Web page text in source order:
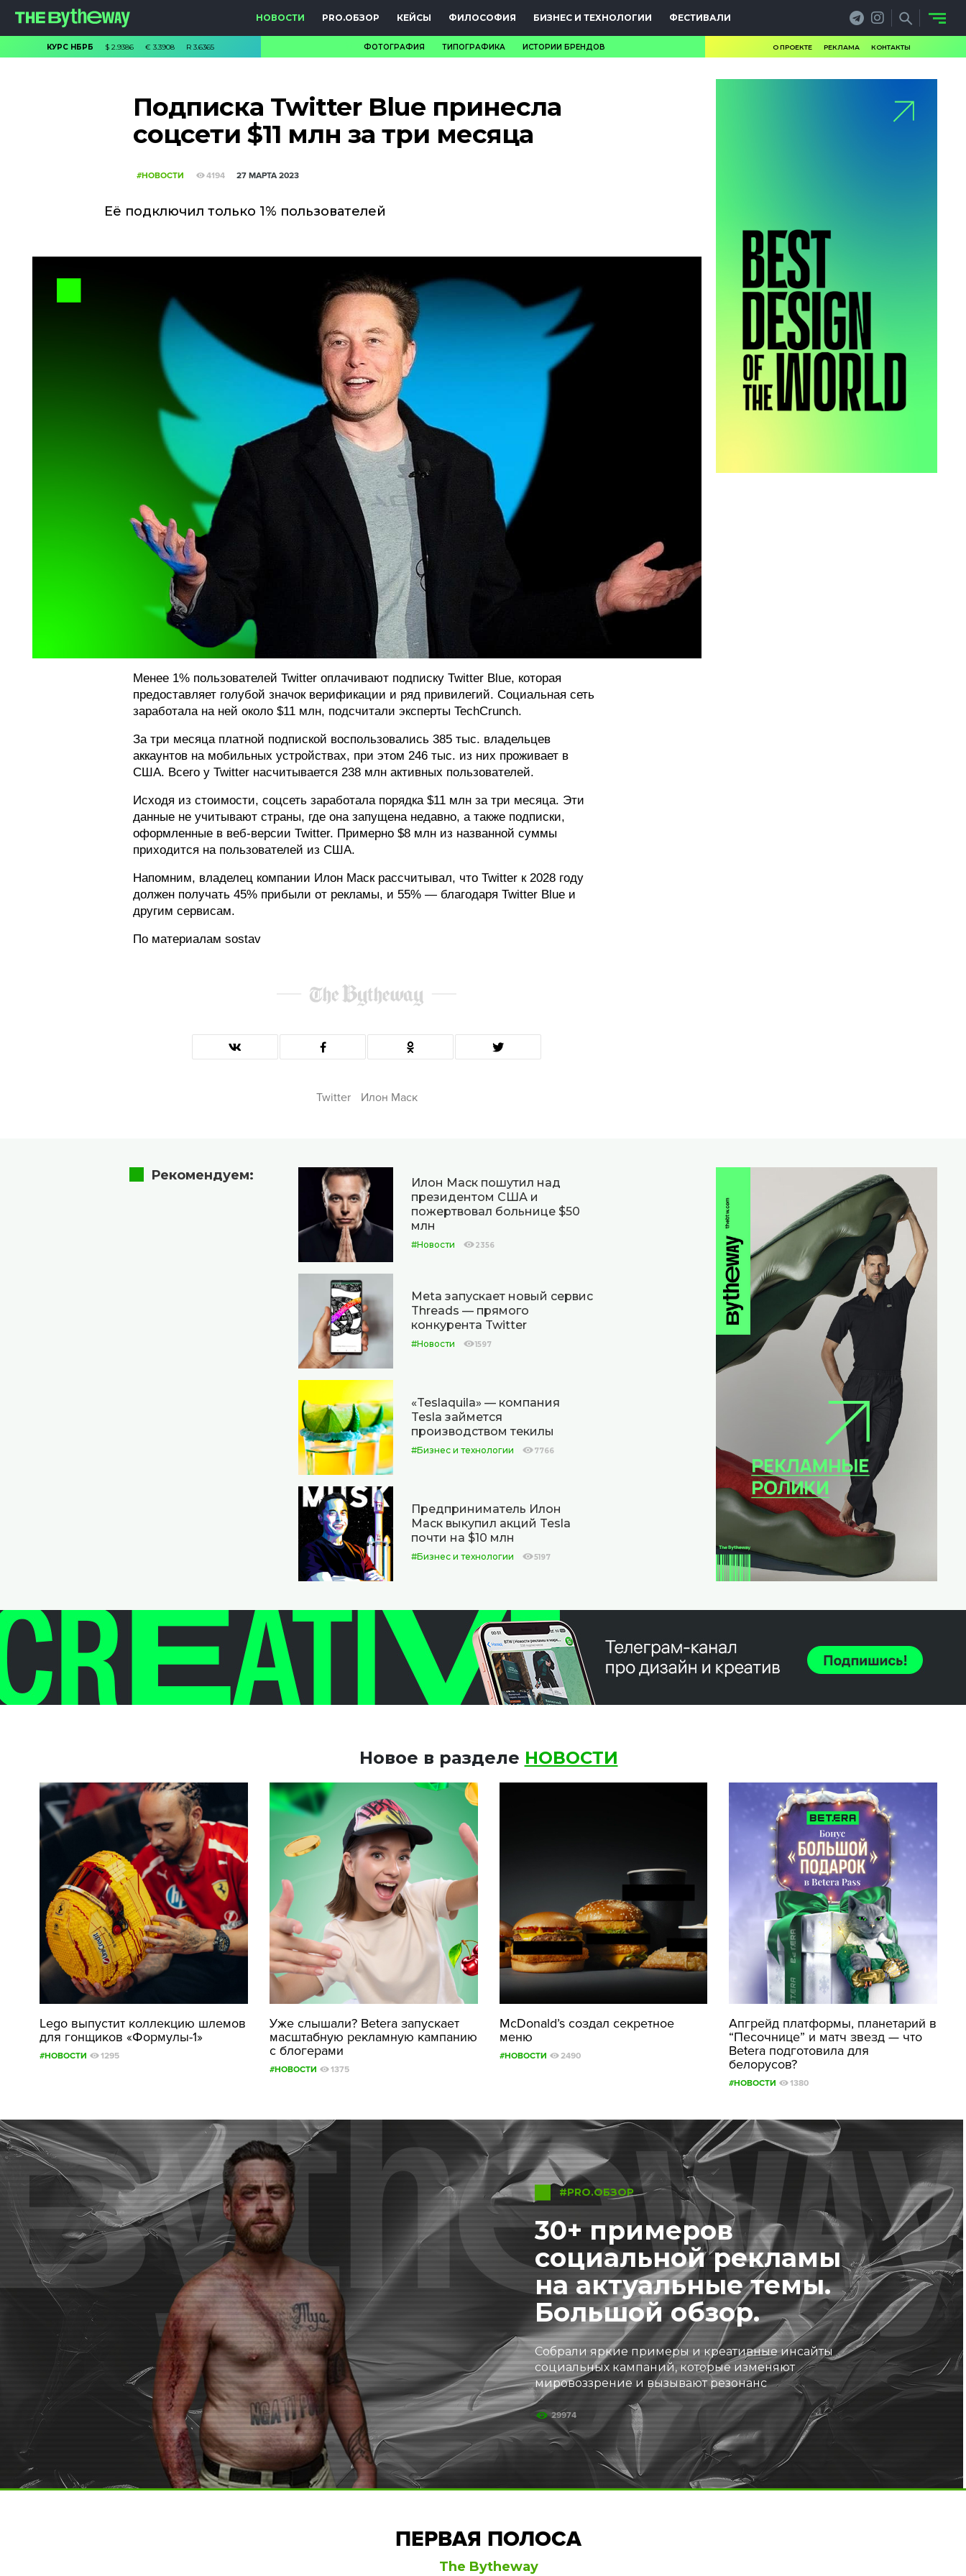
НОВОСТИ PRO.ОБЗОР КЕЙСЫ ФИЛОСОФИЯ БИЗНЕС И ТЕХНОЛОГИИ ФЕСТИВАЛИ
КУРС НБРБ $2.9386 € 3.3908 R3.6365 ФОТОГРАФИЯ ТИПОГРАФИКА ИСТОРИИ БРЕНДОВ О ПРОЕКТЕ РЕКЛАМА КОНТАКТЫ
Подписка Twitter Blue принесла
соцсети $11 млн за три месяца
#НОВОСТИ 4194 27 МАРТА 2023
Её подключил только 1% пользователей
Менее 1% пользователей Twitter оплачивают подписку Twitter Blue, которая
предоставляет голубой значок верификации и ряд привилегий. Социальная сеть
заработала на ней около $11 млн, подсчитали эксперты TechCrunch.
За три месяца платной подпиской воспользовались 385 тыс. владельцев
аккаунтов на мобильных устройствах, при этом 246 тыс. из них проживает в
США. Всего у Twitter насчитывается 238 млн активных пользователей.
Исходя из стоимости, соцсеть заработала порядка $11 млн за три месяца. Эти
данные не учитывают страны, где она запущена недавно, а также подписки,
оформленные в веб-версии Twitter. Примерно $8 млн из названной суммы
приходится на пользователей из США.
Напомним, владелец компании Илон Маск рассчитывал, что Twitter к 2028 году
должен получать 45% прибыли от рекламы, и 55% — благодаря Twitter Blue и
другим сервисам.
По материалам sostav
Twitter Илон Маск
Рекомендуем:
Илон Маск пошутил над
президентом США и
пожертвовал больнице $50
млн
#Новости 2356
Meta запускает новый сервис
Threads — прямого
конкурента Twitter
#Новости 1597
«Teslaquila» — компания
Tesla займется
производством текилы
#Бизнес и технологии 7766
Предприниматель Илон
Маск выкупил акций Tesla
почти на $10 млн
#Бизнес и технологии 5197
Новое в разделе НОВОСТИ
Lego выпустит коллекцию шлемов
для гонщиков «Формулы-1»
#НОВОСТИ 1295
Уже слышали? Betera запускает
масштабную рекламную кампанию
с блогерами
#НОВОСТИ 1375
McDonald’s создал секретное
меню
#НОВОСТИ 2490
Апгрейд платформы, планетарий в
“Песочнице” и матч звезд — что
Betera подготовила для
белорусов?
#НОВОСТИ 1380
#PRO.ОБЗОР
30+ примеров
социальной рекламы
на актуальные темы.
Большой обзор.
Собрали яркие примеры и креативные инсайты
социальных кампаний, которые изменяют
мировоззрение и вызывают резонанс
29974
ПЕРВАЯ ПОЛОСА
The Bytheway
PRO.ОБЗОР
КЕЙСЫ
ФЕСТИВАЛИ
О ПРОЕКТЕ
РЕКЛАМА
КОНТАКТЫ